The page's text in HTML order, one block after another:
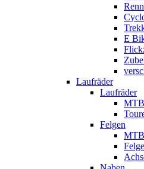
E
Laufräder
Laufräder
Felgen